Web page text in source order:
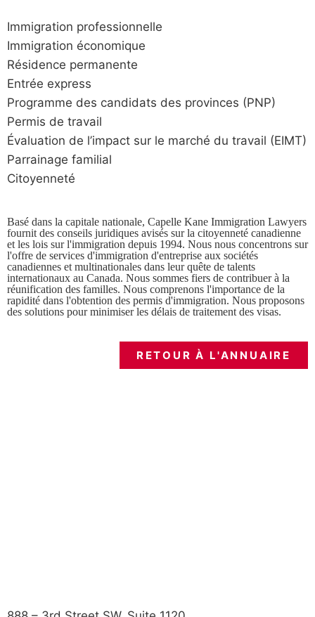
Immigration professionnelle
Immigration économique
Résidence permanente
Entrée express
Programme des candidats des provinces (PNP)
Permis de travail
Évaluation de l’impact sur le marché du travail (EIMT)
Parrainage familial
Citoyenneté
Basé dans la capitale nationale, Capelle Kane Immigration Lawyers
fournit des conseils juridiques avisés sur la citoyenneté canadienne
et les lois sur l'immigration depuis 1994. Nous nous concentrons sur
l'offre de services d'immigration d'entreprise aux sociétés
canadiennes et multinationales dans leur quête de talents
internationaux au Canada. Nous sommes fiers de contribuer à la
réunification des familles. Nous comprenons l'importance de la
rapidité dans l'obtention des permis d'immigration. Nous proposons
des solutions pour minimiser les délais de traitement des visas.
RETOUR À L'ANNUAIRE